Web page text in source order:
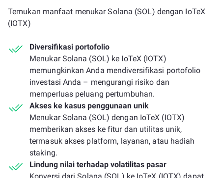
Temukan manfaat menukar Solana (SOL) dengan IoTeX
(IOTX)
Diversifikasi portofolio
Menukar Solana (SOL) ke IoTeX (IOTX)
memungkinkan Anda mendiversifikasi portofolio
investasi Anda – mengurangi risiko dan
memperluas peluang pertumbuhan.
Akses ke kasus penggunaan unik
Menukar Solana (SOL) dengan IoTeX (IOTX)
memberikan akses ke fitur dan utilitas unik,
termasuk akses platform, layanan, atau hadiah
staking.
Lindung nilai terhadap volatilitas pasar